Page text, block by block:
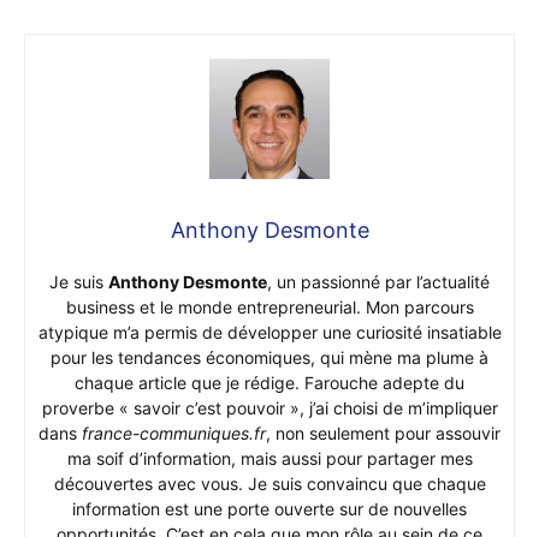
Anthony Desmonte
Je suis Anthony Desmonte, un passionné par l’actualité
business et le monde entrepreneurial. Mon parcours
atypique m’a permis de développer une curiosité insatiable
pour les tendances économiques, qui mène ma plume à
chaque article que je rédige. Farouche adepte du
proverbe « savoir c’est pouvoir », j’ai choisi de m’impliquer
dans france-communiques.fr, non seulement pour assouvir
ma soif d’information, mais aussi pour partager mes
découvertes avec vous. Je suis convaincu que chaque
information est une porte ouverte sur de nouvelles